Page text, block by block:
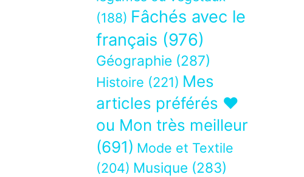
(188) Fâchés avec le
français (976)
Géographie (287)
Histoire (221) Mes
articles préférés ❤
ou Mon très meilleur
(691) Mode et Textile
(204) Musique (283)